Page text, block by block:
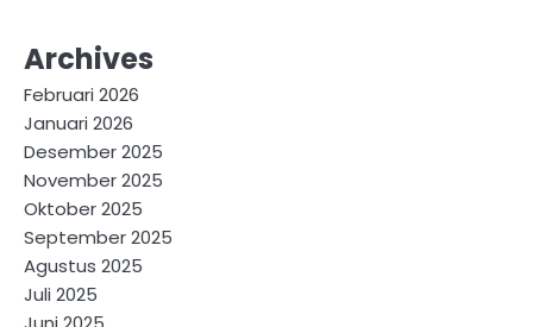
Archives
Februari 2026
Januari 2026
Desember 2025
November 2025
Oktober 2025
September 2025
Agustus 2025
Juli 2025